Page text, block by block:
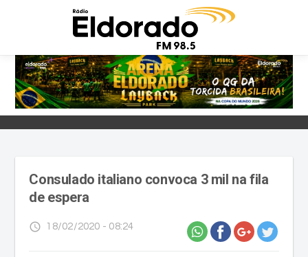
Consulado italiano convoca 3 mil na fila
de espera
access_time 18/02/2020 - 08:24